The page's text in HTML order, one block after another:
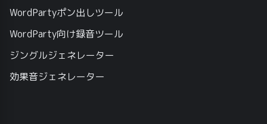
WordPartyポン出しツール
WordParty向け録音ツール
ジングルジェネレーター
効果音ジェネレーター